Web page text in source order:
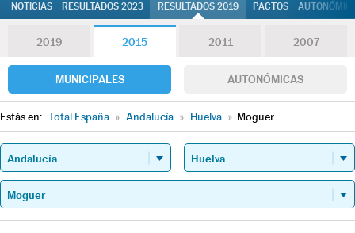
NOTICIAS RESULTADOS 2023 RESULTADOS 2019 PACTOS
2019 2015 2011 2007
MUNICIPALES AUTONÓMICAS
Estás en: Total España » Andalucía » Huelva » Moguer